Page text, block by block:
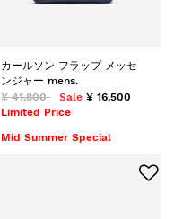
カールソン フラップ メッセ
ンジャー mens.
¥ 41,800
Sale ¥ 16,500
Limited Price
Mid Summer Special